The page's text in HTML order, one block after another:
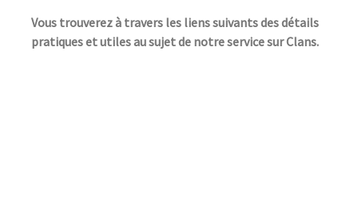
Vous trouverez à travers les liens suivants des détails
pratiques et utiles au sujet de notre service sur Clans.